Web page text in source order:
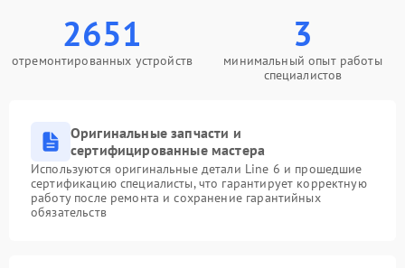
2651
отремонтированных устройств
3
минимальный опыт работы
специалистов
Оригинальные запчасти и
сертифицированные мастера
Используются оригинальные детали Line 6 и прошедшие
сертификацию специалисты, что гарантирует корректную
работу после ремонта и сохранение гарантийных
обязательств